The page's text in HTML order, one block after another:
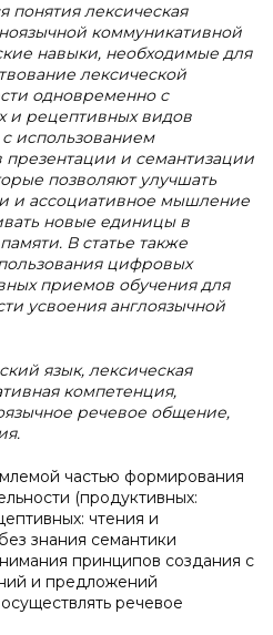
понятия лексическая
коммуникативной
навыки, необходимые для
лексической
одновременно с
и рецептивных видов
использованием
и семантизации
позволяют улучшать
и ассоциативное мышление
новые единицы в
В статье также
цифровых
приемов обучения для
усвоения англоязычной
язык, лексическая
компетенция,
речевое общение,
частью формирования
(продуктивных:
чтения и
знания семантики
принципов создания с
и предложений
речевое